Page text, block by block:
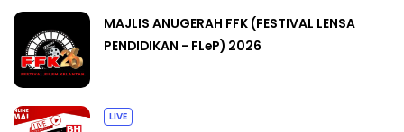
MAJLIS ANUGERAH FFK (FESTIVAL LENSA
PENDIDIKAN - FLeP) 2026
LIVE